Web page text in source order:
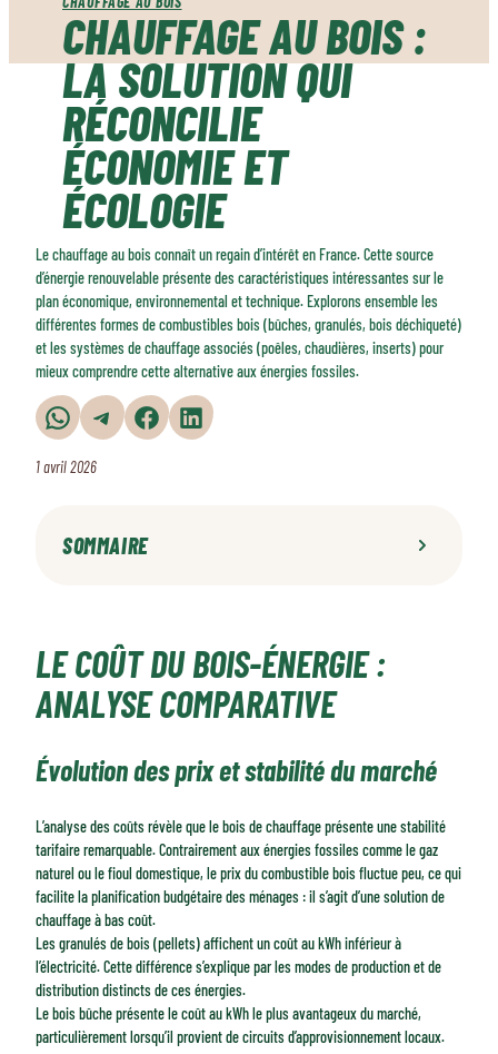
CHAUFFAGE AU BOIS :
LA SOLUTION QUI
RÉCONCILIE
ÉCONOMIE ET
ÉCOLOGIE
Le chauffage au bois connaît un regain d’intérêt en France. Cette source
d’énergie renouvelable présente des caractéristiques intéressantes sur le
plan économique, environnemental et technique. Explorons ensemble les
différentes formes de combustibles bois (bûches, granulés, bois déchiqueté)
et les systèmes de chauffage associés (poêles, chaudières, inserts) pour
mieux comprendre cette alternative aux énergies fossiles.
Partager sur WhatsApp Partager sur Telegram Partager sur Facebook Partager sur LinkedIn
1 avril 2026
SOMMAIRE
Les différents types de combustibles bois
Le rôle du bois de chauffage dans la gestion forestière
LE COÛT DU BOIS-ÉNERGIE :
ANALYSE COMPARATIVE
Évolution des prix et stabilité du marché
L’analyse des coûts révèle que le bois de chauffage présente une stabilité
tarifaire remarquable. Contrairement aux énergies fossiles comme le gaz
naturel ou le fioul domestique, le prix du combustible bois fluctue peu, ce qui
facilite la planification budgétaire des ménages : il s’agit d’une solution de
chauffage à bas coût.
Les granulés de bois (pellets) affichent un coût au kWh inférieur à
l’électricité. Cette différence s’explique par les modes de production et de
distribution distincts de ces énergies.
Le bois bûche présente le coût au kWh le plus avantageux du marché,
particulièrement lorsqu’il provient de circuits d’approvisionnement locaux.